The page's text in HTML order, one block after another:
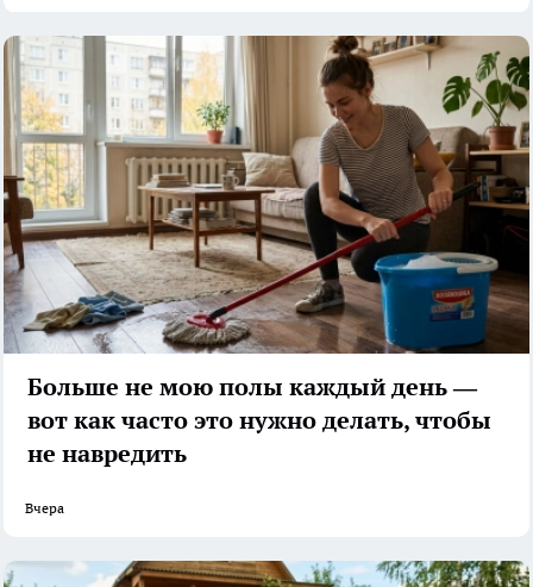
Больше не мою полы каждый день —
вот как часто это нужно делать, чтобы
не навредить
Вчера